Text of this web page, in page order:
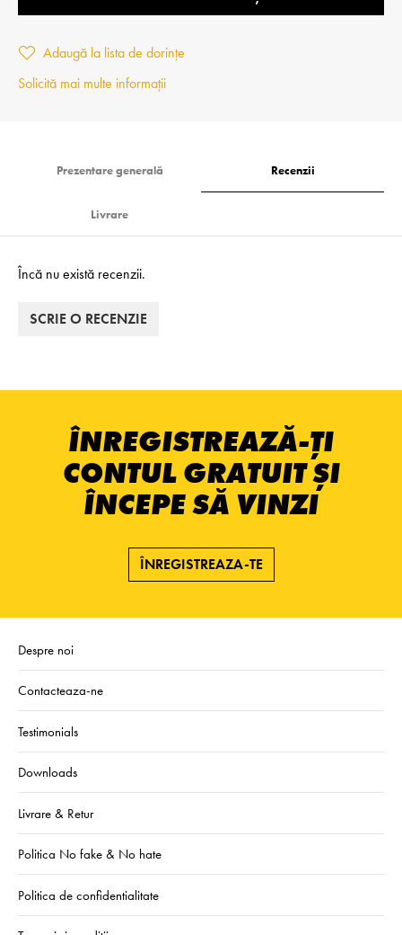
Adaugă la lista de dorințe
Solicită mai multe informații
Prezentare generală Recenzii
Livrare
Încă nu există recenzii.
SCRIE O RECENZIE
ÎNREGISTREAZĂ-ȚI
CONTUL GRATUIT ȘI
ÎNCEPE SĂ VINZI
ÎNREGISTREAZA-TE
Despre noi
Contacteaza-ne
Testimonials
Downloads
Livrare & Retur
Politica No fake & No hate
Politica de confidentialitate